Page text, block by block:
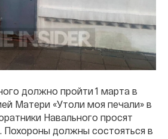
должно пройти 1 марта в
Матери «Утоли моя печали» в
Навального просят
Похороны должны состояться в